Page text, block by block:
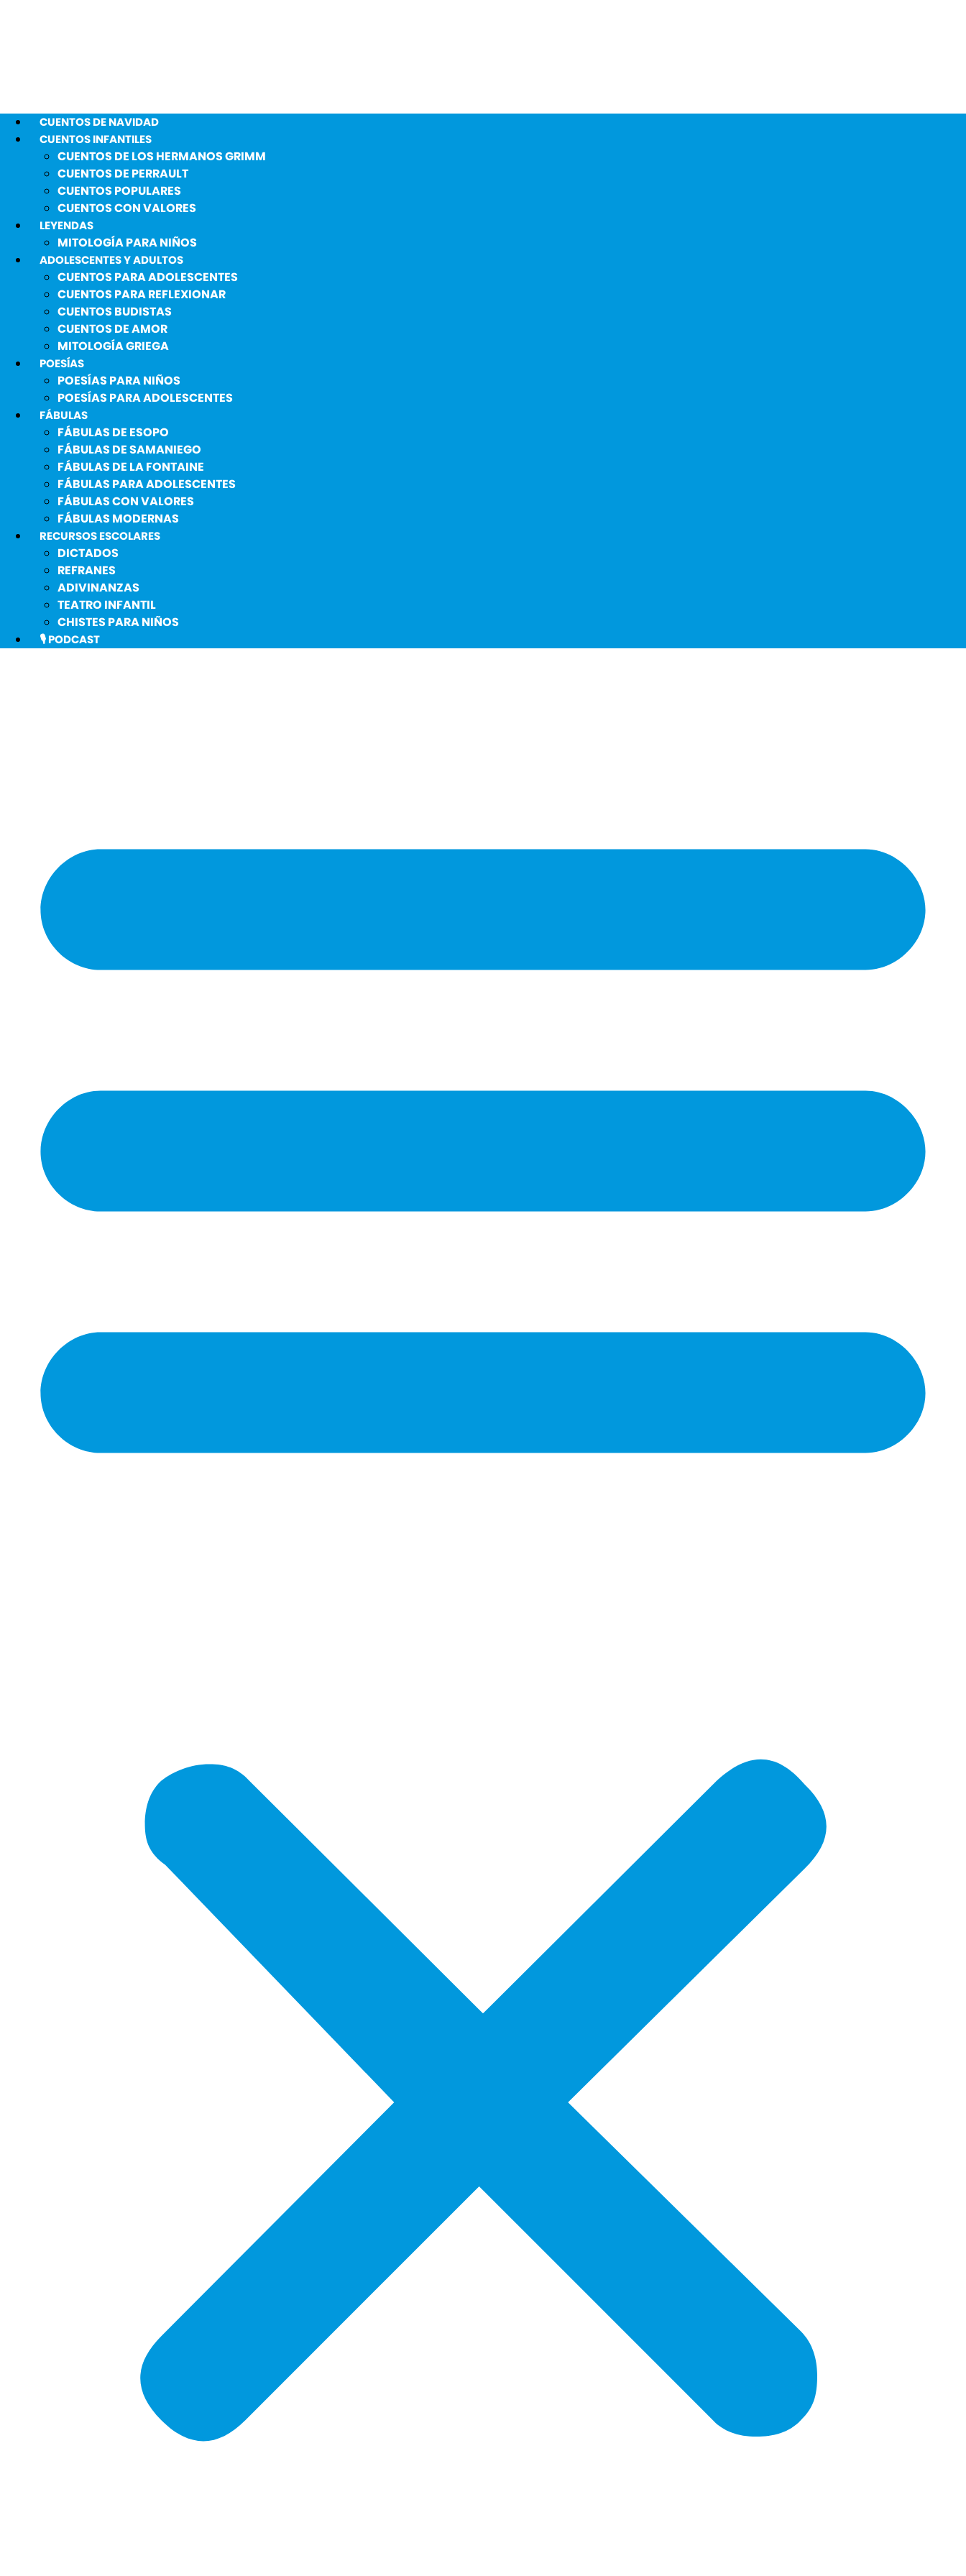
CUENTOS DE NAVIDAD
CUENTOS INFANTILES
CUENTOS DE LOS HERMANOS GRIMM
CUENTOS DE PERRAULT
CUENTOS POPULARES
CUENTOS CON VALORES
LEYENDAS
MITOLOGÍA PARA NIÑOS
ADOLESCENTES Y ADULTOS
CUENTOS PARA ADOLESCENTES
CUENTOS PARA REFLEXIONAR
CUENTOS BUDISTAS
CUENTOS DE AMOR
MITOLOGÍA GRIEGA
POESÍAS
POESÍAS PARA NIÑOS
POESÍAS PARA ADOLESCENTES
FÁBULAS
FÁBULAS DE ESOPO
FÁBULAS DE SAMANIEGO
FÁBULAS DE LA FONTAINE
FÁBULAS PARA ADOLESCENTES
FÁBULAS CON VALORES
FÁBULAS MODERNAS
RECURSOS ESCOLARES
DICTADOS
REFRANES
ADIVINANZAS
TEATRO INFANTIL
CHISTES PARA NIÑOS
🎙️ PODCAST